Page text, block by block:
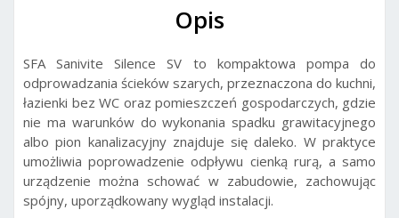
Opis
SFA Sanivite Silence SV to kompaktowa pompa do
odprowadzania ścieków szarych, przeznaczona do kuchni,
łazienki bez WC oraz pomieszczeń gospodarczych, gdzie
nie ma warunków do wykonania spadku grawitacyjnego
albo pion kanalizacyjny znajduje się daleko. W praktyce
umożliwia poprowadzenie odpływu cienką rurą, a samo
urządzenie można schować w zabudowie, zachowując
spójny, uporządkowany wygląd instalacji.